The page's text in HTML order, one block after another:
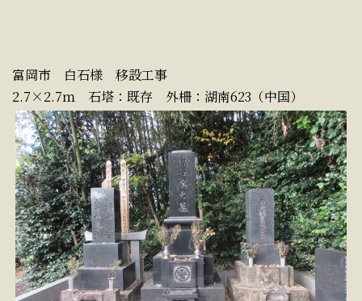
富岡市 白石様 移設工事
2.7×2.7ｍ 石塔：既存 外柵：湖南623（中国）